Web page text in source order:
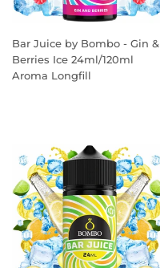
Bar Juice by Bombo - Gin &
Berries Ice 24ml/120ml
Aroma Longfill